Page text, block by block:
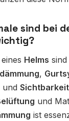
sind bei
Helms
,
und Sichtbarkeit
und
ist